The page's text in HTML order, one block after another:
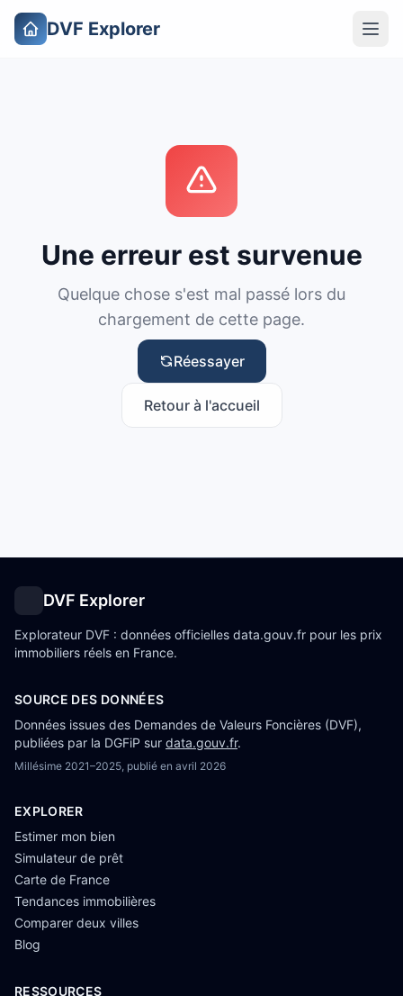
DVF Explorer
Une erreur est survenue
Quelque chose s'est mal passé lors du
chargement de cette page.
Réessayer
Retour à l'accueil
DVF Explorer
Explorateur DVF : données officielles data.gouv.fr pour les prix
immobiliers réels en France.
SOURCE DES DONNÉES
Données issues des Demandes de Valeurs Foncières (DVF),
publiées par la DGFiP sur data.gouv.fr.
Millésime 2021–2025, publié en avril 2026
EXPLORER
Estimer mon bien
Simulateur de prêt
Carte de France
Tendances immobilières
Comparer deux villes
Blog
RESSOURCES